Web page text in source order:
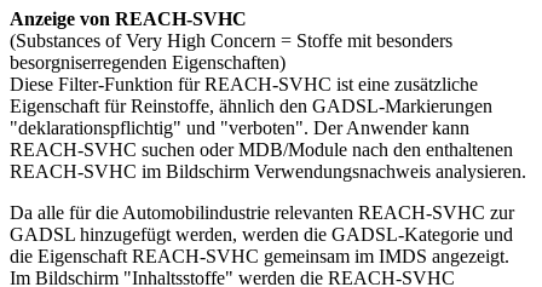
Anzeige von REACH-SVHC
(Substances of Very High Concern = Stoffe mit besonders
besorgniserregenden Eigenschaften)
Diese Filter-Funktion für REACH-SVHC ist eine zusätzliche
Eigenschaft für Reinstoffe, ähnlich den GADSL-Markierungen
"deklarationspflichtig" und "verboten". Der Anwender kann
REACH-SVHC suchen oder MDB/Module nach den enthaltenen
REACH-SVHC im Bildschirm Verwendungsnachweis analysieren.
Da alle für die Automobilindustrie relevanten REACH-SVHC zur
GADSL hinzugefügt werden, werden die GADSL-Kategorie und
die Eigenschaft REACH-SVHC gemeinsam im IMDS angezeigt.
Im Bildschirm "Inhaltsstoffe" werden die REACH-SVHC